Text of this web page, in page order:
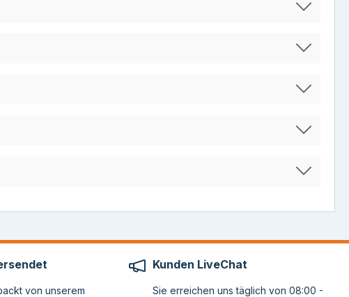
von unserem
Kunden LiveChat
Sie erreichen uns täglich von 08:00 -